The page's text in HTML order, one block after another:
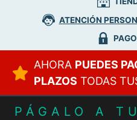
ATENCIÓN
AHORA PUEDES
PLAZOS TODAS
PÁGALO A